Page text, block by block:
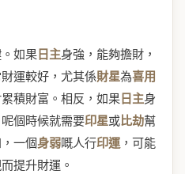
如果 日主身強，能夠擔財，
運較好，尤其係財星為喜用
積財富。相反，如果 日主身
個時候就需要印星或比劫幫
一個身弱嘅人行印運 ，可能
提升財運。